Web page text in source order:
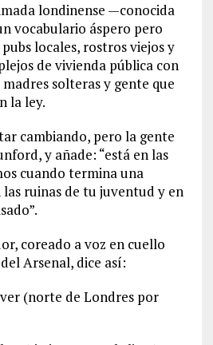
londinense —conocida
vocabulario áspero pero
locales, rostros viejos y
de vivienda pública con
solteras y gente que
la ley.
cambiando, pero la gente
y añade: “está en las
cuando termina una
las ruinas de tu juventud y en
coreado a voz en cuello
Arsenal, dice así:
(norte de Londres por